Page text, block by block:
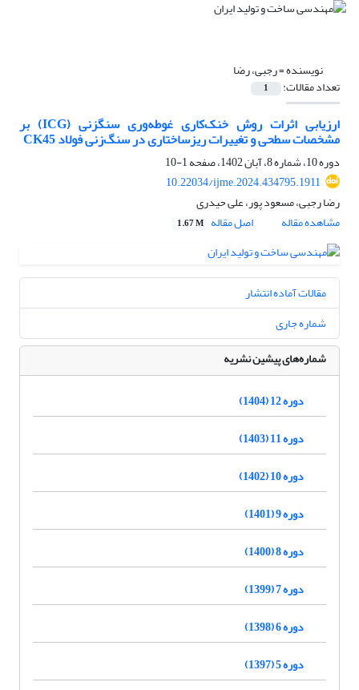
نویسنده =رجبی، رضا
تعداد مقالات: 1
ارزیابی اثرات روش خنک‌کاری غوطه‌وری سنگزنی (ICG) بر
مشخصات سطحی و تغییرات ریزساختاری در سنگ‌زنی فولاد CK45
دوره 10، شماره 8، آبان 1402، صفحه
1-10
10.22034/ijme.2024.434795.1911
رضا رجبی، مسعود پور، علی حیدری
مشاهده مقاله
اصل مقاله 1.67 M
مقالات آماده انتشار
شماره جاری
شماره‌های پیشین نشریه
دوره 12 (1404)
دوره 11 (1403)
دوره 10 (1402)
دوره 9 (1401)
دوره 8 (1400)
دوره 7 (1399)
دوره 6 (1398)
دوره 5 (1397)